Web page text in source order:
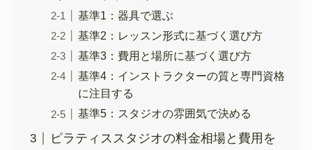
基準1：器具で選ぶ
基準2：レッスン形式に基づく選び方
基準3：費用と場所に基づく選び方
基準4：インストラクターの質と専門資格
に注目する
基準5：スタジオの雰囲気で決める
ピラティススタジオの料金相場と費用を